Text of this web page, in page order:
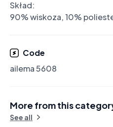
Skład:
90% wiskoza, 10%
Code
ailema 5608
More from this
See all